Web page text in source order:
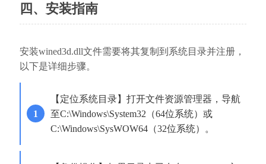
四、安装指南
安装wined3d.dll文件需要将其复制到系统目录并注册，
以下是详细步骤。
【定位系统目录】打开文件资源管理器，导航
至C:\Windows\System32（64位系统）或
C:\Windows\SysWOW64（32位系统）。